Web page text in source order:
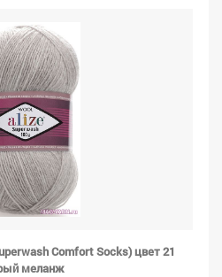
Comfort Socks) цвет 21
меланж